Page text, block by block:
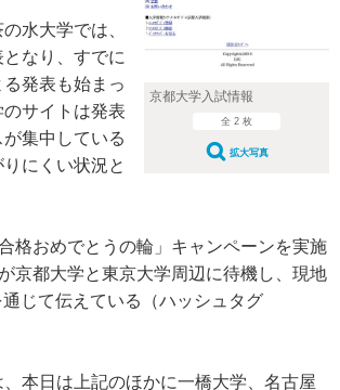
京都大学入試情報
全 2 枚
拡大写真
水大学では、
なり、すでに
発表も始まっ
サイトは発表
集中している
にくい状況と
格おめでとうの輪」キャンペーンを実施
京都大学と東京大学周辺に待機し、現地
じて伝えている（ハッシュタグ
本日は上記のほかに一橋大学、名古屋